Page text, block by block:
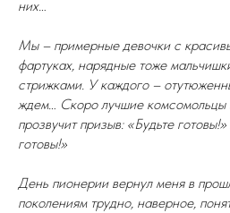
них…
Мы – примерные девочки с
фартуках, нарядные тоже
стрижками. У каждого –
ждем… Скоро лучшие комсомольцы
прозвучит призыв: «Будьте
готовы!»
День пионерии вернул меня в
поколениям трудно, наверное,